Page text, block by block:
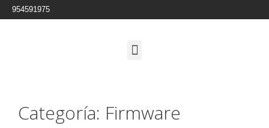
954591975
Categoría: Firmware